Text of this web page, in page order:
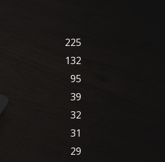
225
132
95
39
32
31
29